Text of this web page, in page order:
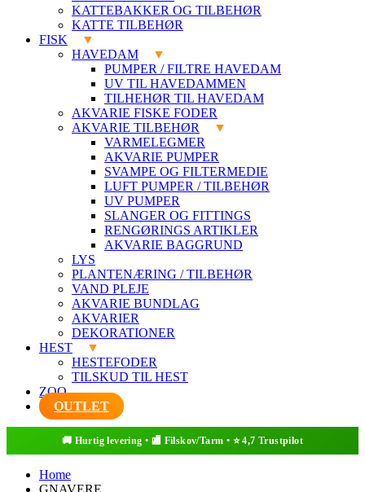
KATTEBAKKER OG TILBEHØR
KATTE TILBEHØR
FISK
HAVEDAM
PUMPER / FILTRE HAVEDAM
UV TIL HAVEDAMMEN
TILHEHØR TIL HAVEDAM
AKVARIE FISKE FODER
AKVARIE TILBEHØR
VARMELEGMER
AKVARIE PUMPER
SVAMPE OG FILTERMEDIE
LUFT PUMPER / TILBEHØR
UV PUMPER
SLANGER OG FITTINGS
RENGØRINGS ARTIKLER
AKVARIE BAGGRUND
LYS
PLANTENÆRING / TILBEHØR
VAND PLEJE
AKVARIE BUNDLAG
AKVARIER
DEKORATIONER
HEST
HESTEFODER
TILSKUD TIL HEST
ZOO
OUTLET
Home
GNAVERE